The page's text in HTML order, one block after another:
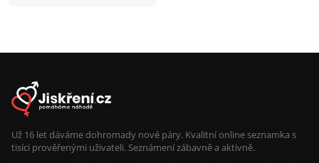
Už 16 let dáváme dohromady nové páry. Kvalitní online seznamka s
tisíci prověřenými uživateli. Seznámení zábavně a aktivně.